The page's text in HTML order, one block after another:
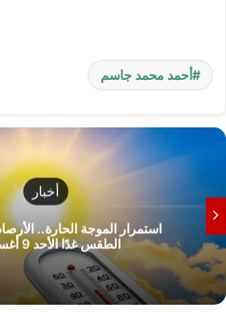
أحمد محمد جاسم
أخبار
استمرار الموجة الحارة..
الطقس غدًا الأحد 9 أغسطس